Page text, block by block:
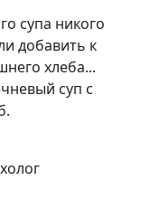
супа никого
добавить к
хлеба...
суп с
Ирина
психолог
Ирина